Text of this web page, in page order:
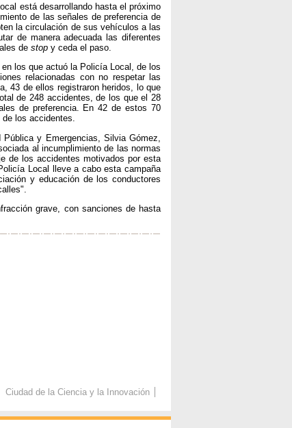
está desarrollando hasta el próximo
de las señales de preferencia de
la circulación de sus vehículos a las
de manera adecuada las diferentes
de stop y ceda el paso.
los que actuó la Policía Local, de los
relacionadas con no respetar las
43 de ellos registraron heridos, lo que
de 248 accidentes, de los que el 28
de preferencia. En 42 de estos 70
los accidentes.
y Emergencias, Silvia Gómez,
al incumplimiento de las normas
de los accidentes motivados por esta
Local lleve a cabo esta campaña
y educación de los conductores
grave, con sanciones de hasta
Ciudad de la Ciencia y la Innovación